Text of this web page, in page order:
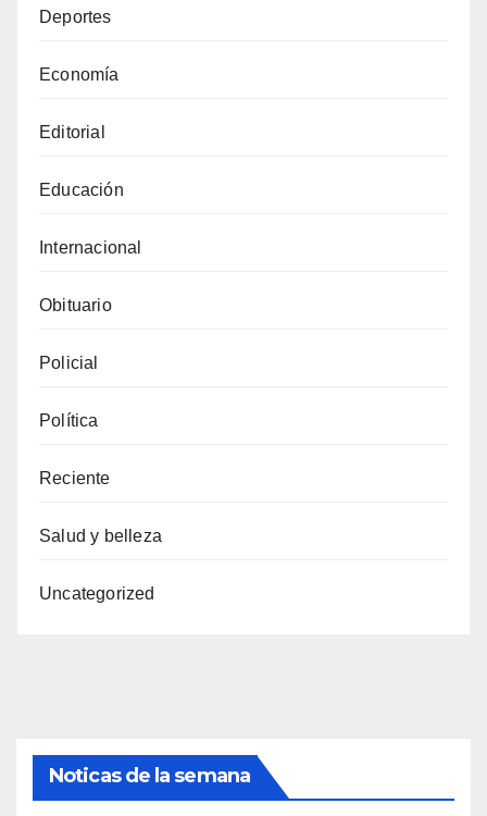
Deportes
Economía
Editorial
Educación
Internacional
Obituario
Policial
Política
Reciente
Salud y belleza
Uncategorized
Noticas de la semana